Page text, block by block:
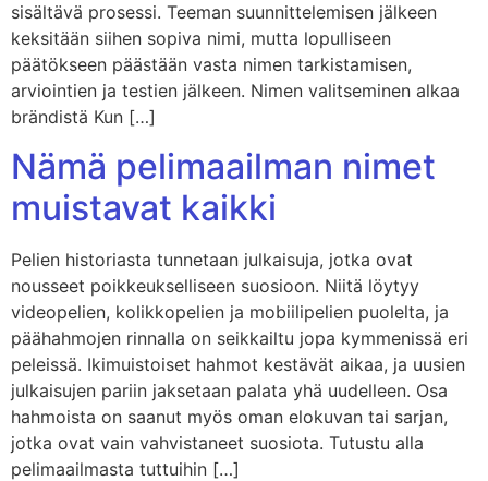
sisältävä prosessi. Teeman suunnittelemisen jälkeen
keksitään siihen sopiva nimi, mutta lopulliseen
päätökseen päästään vasta nimen tarkistamisen,
arviointien ja testien jälkeen. Nimen valitseminen alkaa
brändistä Kun […]
Nämä pelimaailman nimet
muistavat kaikki
Pelien historiasta tunnetaan julkaisuja, jotka ovat
nousseet poikkeukselliseen suosioon. Niitä löytyy
videopelien, kolikkopelien ja mobiilipelien puolelta, ja
päähahmojen rinnalla on seikkailtu jopa kymmenissä eri
peleissä. Ikimuistoiset hahmot kestävät aikaa, ja uusien
julkaisujen pariin jaksetaan palata yhä uudelleen. Osa
hahmoista on saanut myös oman elokuvan tai sarjan,
jotka ovat vain vahvistaneet suosiota. Tutustu alla
pelimaailmasta tuttuihin […]